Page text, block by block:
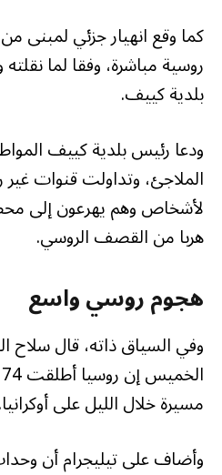
روسية مباشرة، وفقا لما
بلدية كييف.
ودعا رئيس بلدية كييف
الملاجئ، وتداولت قنوات
لأشخاص وهم يهرعون إلى
هربا من القصف الروسي.
هجوم روسي واسع
وفي السياق ذاته، قال سلاح
مسيرة خلال الليل على أوكرانيا.
وأضاف على تيليجرام أن